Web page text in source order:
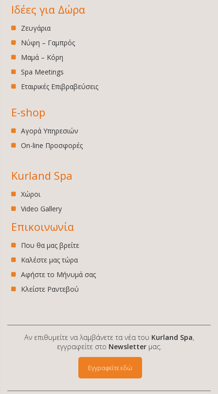
Ιδέες για Δώρα
Ζευγάρια
Νύφη – Γαμπρός
Μαμά – Κόρη
Spa Meetings
Εταιρικές Επιβραβεύσεις
E-shop
Αγορά Υπηρεσιών
On-line Προσφορές
Kurland Spa
Χώροι
Video Gallery
Επικοινωνία
Που θα μας βρείτε
Καλέστε μας τώρα
Αφήστε το Μήνυμά σας
Κλείστε Ραντεβού
Αν επιθυμείτε να λαμβάνετε τα νέα του Kurland Spa,
εγγραφείτε στο Newsletterμας.
Εγγραφείτε εδώ